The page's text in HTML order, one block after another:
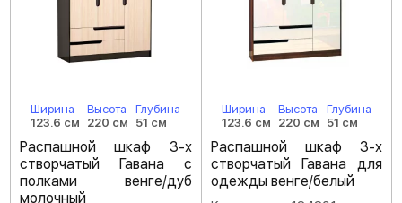
Ширина
123.6 см
Высота
220 см
Глубина
51 см
Распашной шкаф 3-х
створчатый Гавана с
полками венге/дуб
молочный
Ширина
123.6 см
Высота
220 см
Глубина
51 см
Распашной шкаф 3-х
створчатый Гавана для
одежды венге/белый